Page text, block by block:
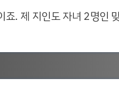
. 제 지인도 자녀 2명인